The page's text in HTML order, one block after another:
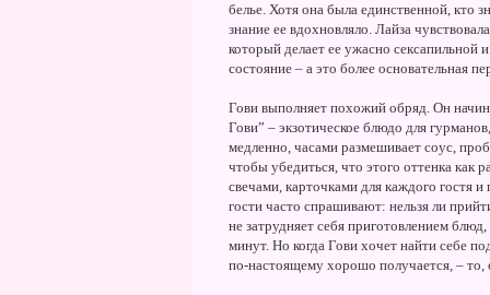
белье. Хотя она была единственной, кто
знание ее вдохновляло. Лайза
который делает ее ужасно сексапильной
состояние – а это более основательная
Гови выполняет похожий обряд. Он
Гови” – экзотическое блюдо для
медленно, часами размешивает соус,
чтобы убедиться, что этого оттенка как
свечами, карточками для каждого гостя
гости часто спрашивают: нельзя ли
не затрудняет себя приготовлением
минут. Но когда Гови хочет найти себе
по-настоящему хорошо получается, – то,